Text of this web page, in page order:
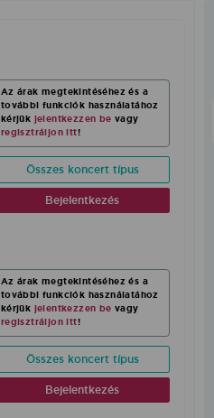
Az árak megtekintéséhez és a
további funkciók használatához
kérjük jelentkezzen be vagy
regisztráljon itt!
Összes koncert típus
Bejelentkezés
Az árak megtekintéséhez és a
további funkciók használatához
kérjük jelentkezzen be vagy
regisztráljon itt!
Összes koncert típus
Bejelentkezés